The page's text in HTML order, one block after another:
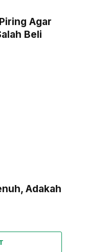
Agar
Beli
Adakah